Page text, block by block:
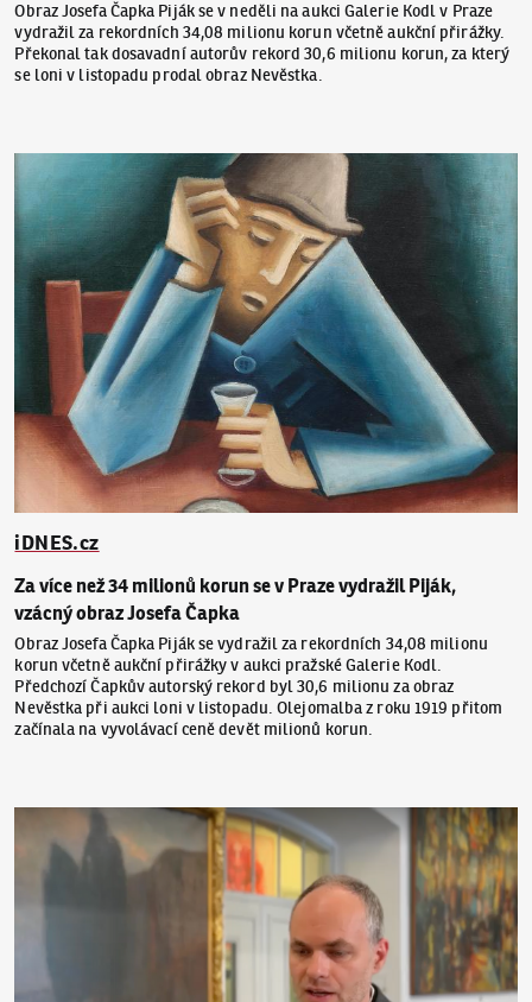
Obraz Josefa Čapka Piják se v neděli na aukci Galerie Kodl v Praze
vydražil za rekordních 34,08 milionu korun včetně aukční přirážky.
Překonal tak dosavadní autorův rekord 30,6 milionu korun, za který
se loni v listopadu prodal obraz Nevěstka.
iDNES.cz
Za více než 34 milionů korun se v Praze vydražil Piják,
vzácný obraz Josefa Čapka
Obraz Josefa Čapka Piják se vydražil za rekordních 34,08 milionu
korun včetně aukční přirážky v aukci pražské Galerie Kodl.
Předchozí Čapkův autorský rekord byl 30,6 milionu za obraz
Nevěstka při aukci loni v listopadu. Olejomalba z roku 1919 přitom
začínala na vyvolávací ceně devět milionů korun.